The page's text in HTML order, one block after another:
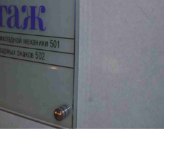
и поэтажные
таблички
офисных табличек и
в торговые и жилые
комплексы